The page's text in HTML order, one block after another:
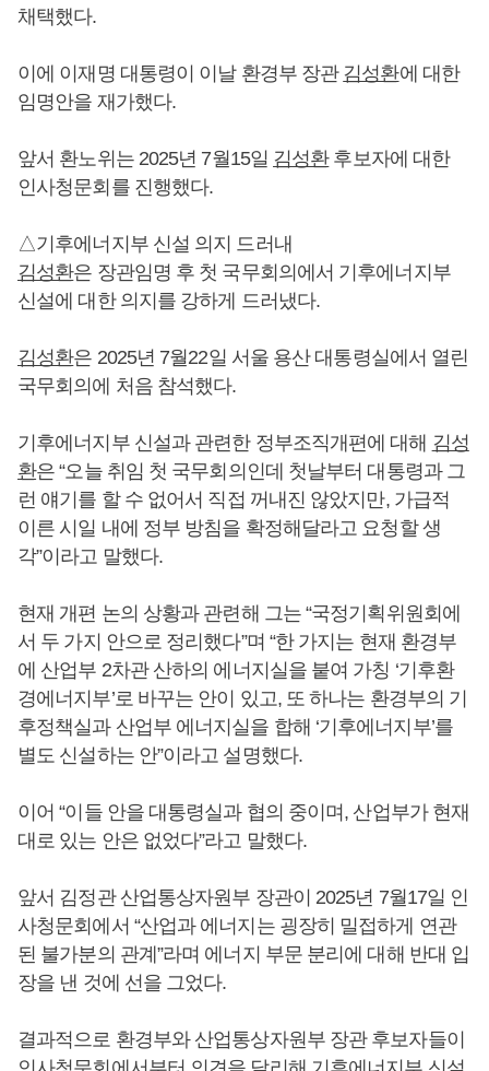
채택했다.
이에 이재명 대통령이 이날 환경부 장관 김성환에 대한
임명안을 재가했다.
앞서 환노위는 2025년 7월15일 김성환후보자에 대한
인사청문회를 진행했다.
△기후에너지부 신설 의지 드러내
김성환은 장관임명 후 첫 국무회의에서 기후에너지부
신설에 대한 의지를 강하게 드러냈다.
김성환은 2025년 7월22일 서울 용산 대통령실에서 열린
국무회의에 처음 참석했다.
기후에너지부 신설과 관련한 정부조직개편에 대해 김성
환은 “오늘 취임 첫 국무회의인데 첫날부터 대통령과 그
런 얘기를 할 수 없어서 직접 꺼내진 않았지만, 가급적
이른 시일 내에 정부 방침을 확정해달라고 요청할 생
각”이라고 말했다.
현재 개편 논의 상황과 관련해 그는 “국정기획위원회에
서 두 가지 안으로 정리했다”며 “한 가지는 현재 환경부
에 산업부 2차관 산하의 에너지실을 붙여 가칭 ‘기후환
경에너지부’로 바꾸는 안이 있고, 또 하나는 환경부의 기
후정책실과 산업부 에너지실을 합해 ‘기후에너지부’를
별도 신설하는 안”이라고 설명했다.
이어 “이들 안을 대통령실과 협의 중이며, 산업부가 현재
대로 있는 안은 없었다”라고 말했다.
앞서 김정관 산업통상자원부 장관이 2025년 7월17일 인
사청문회에서 “산업과 에너지는 굉장히 밀접하게 연관
된 불가분의 관계”라며 에너지 부문 분리에 대해 반대 입
장을 낸 것에 선을 그었다.
결과적으로 환경부와 산업통상자원부 장관 후보자들이